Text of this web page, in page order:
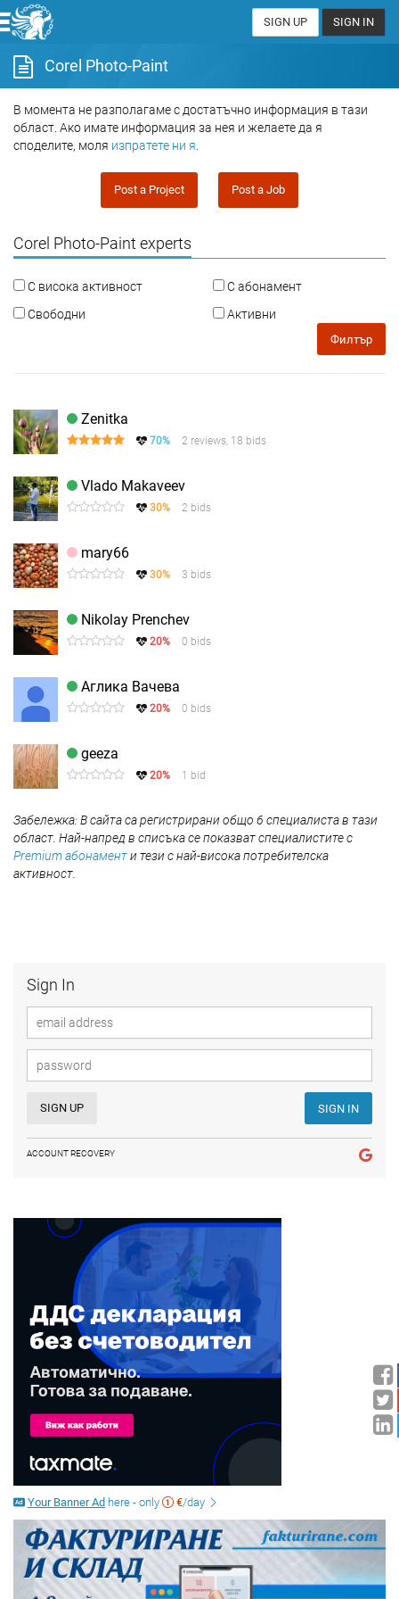
SIGN UP SIGN IN
Sign In
SIGN UP SIGN IN
ACCOUNT RECOVERY
Your Banner Ad here - only €/day
Corel Photo-Paint
В момента не разполагаме с достатъчно информация в тази
област. Ако имате информация за нея и желаете да я
споделите, моля изпратете ни я
Post a Project Post a Job
Corel Photo-Paint experts
С висока активност
С абонамент
Свободни
Активни
Филтър
Zenitka
70% 2 reviews, 18 bids
Vlado Makaveev
30% 2 bids
mary66
30% 3 bids
Nikolay Prenchev
20% 0 bids
Аглика Вачева
20% 0 bids
geeza
20% 1 bid
Забележка: В сайта са регистрирани общо 6 специалиста в тази
област. Най-напред в списъка се показват специалистите с
Premium абонаменти тези с най-висока потребителска
активност.